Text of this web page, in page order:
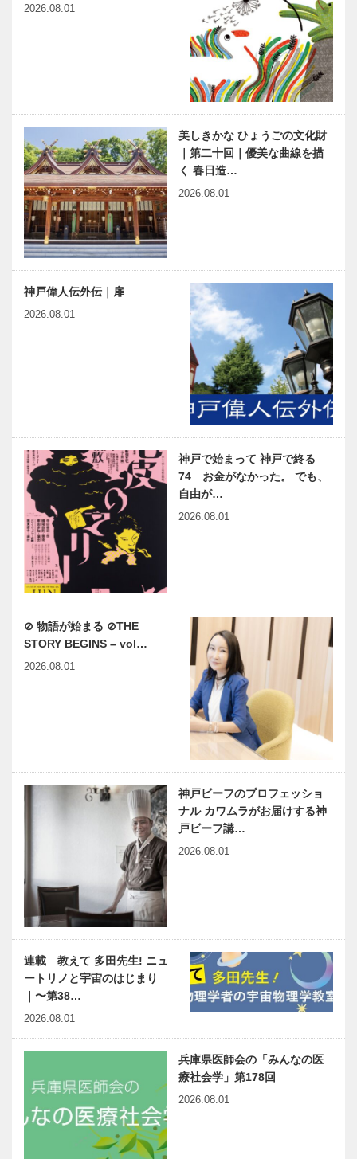
2026.08.01
美しきかな ひょうごの文化財
｜第二十回｜優美な曲線を描
く 春日造…
2026.08.01
神戸偉人伝外伝｜扉
2026.08.01
神戸で始まって 神戸で終る
74 お金がなかった。 でも、
自由が…
2026.08.01
⊘ 物語が始まる ⊘THE
STORY BEGINS – vol…
2026.08.01
神戸ビーフのプロフェッショ
ナル カワムラがお届けする神
戸ビーフ講…
2026.08.01
連載 教えて 多田先生! ニュ
ートリノと宇宙のはじまり
｜〜第38…
2026.08.01
兵庫県医師会の「みんなの医
療社会学」第178回
2026.08.01